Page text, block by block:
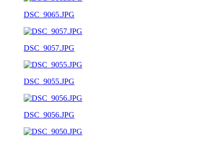
DSC_9065.JPG
DSC_9057.JPG
DSC_9055.JPG
DSC_9056.JPG